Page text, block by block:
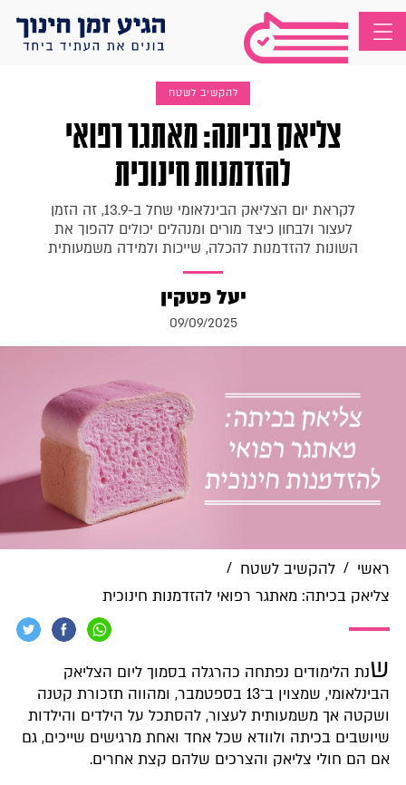
להקשיב לשטח
צליאק בכיתה: מאתגר רפואי
להזדמנות חינוכית
לקראת יום הצליאק הבינלאומי שחל ב-13.9, זה הזמן
לעצור ולבחון כיצד מורים ומנהלים יכולים להפוך את
השונות להזדמנות להכלה, שייכות ולמידה משמעותית
יעל פטקין
09/09/2025
ראשי / להקשיב לשטח /
צליאק בכיתה: מאתגר רפואי להזדמנות חינוכית
שנת הלימודים נפתחה כהרגלה בסמוך ליום הצליאק
הבינלאומי, שמצוין ב־13 בספטמבר, ומהווה תזכורת קטנה
ושקטה אך משמעותית לעצור, להסתכל על הילדים והילדות
שיושבים בכיתה ולוודא שכל אחד ואחת מרגישים שייכים, גם
אם הם חולי צליאק והצרכים שלהם קצת אחרים.